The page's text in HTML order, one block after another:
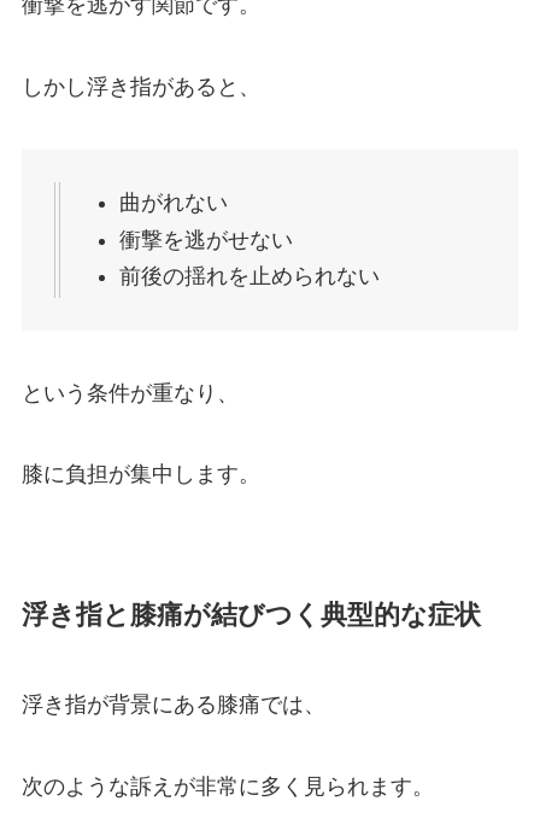
衝撃を逃がす関節です。
しかし浮き指があると、
曲がれない
衝撃を逃がせない
前後の揺れを止められない
という条件が重なり、
膝に負担が集中します。
浮き指と膝痛が結びつく典型的な症状
浮き指が背景にある膝痛では、
次のような訴えが非常に多く見られます。